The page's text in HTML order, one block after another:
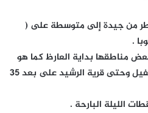
من جيدة إلى متوسطة على (
.
مناطقها بداية العارظ كما هو
حال الشريط الممتد من رأس الفيل وحتى قرية الرشيد على بعد 35
الليلة البارحة .